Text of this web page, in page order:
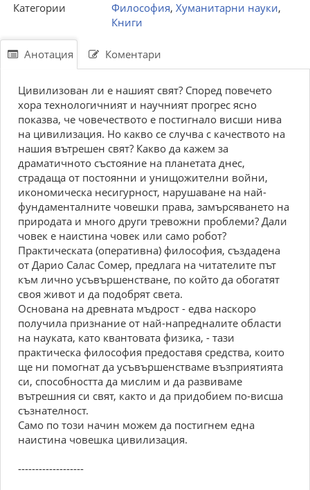
Категории
Философия, Хуманитарни науки,
Книги
Анотация Коментари
Цивилизован ли е нашият свят? Според повечето
хора технологичният и научният прогрес ясно
показва, че човечеството е постигнало висши нива
на цивилизация. Но какво се случва с качеството на
нашия вътрешен свят? Какво да кажем за
драматичното състояние на планетата днес,
страдаща от постоянни и унищожителни войни,
икономическа несигурност, нарушаване на най-
фундаменталните човешки права, замърсяването на
природата и много други тревожни проблеми? Дали
човек е наистина човек или само робот?
Практическата (оперативна) философия, създадена
от Дарио Салас Сомер, предлага на читателите път
към лично усъвършенстване, по който да обогатят
своя живот и да подобрят света.
Основана на древната мъдрост - едва наскоро
получила признание от най-напредналите области
на науката, като квантовата физика, - тази
практическа философия предоставя средства, които
ще ни помогнат да усъвършенстваме възприятията
си, способността да мислим и да развиваме
вътрешния си свят, както и да придобием по-висша
съзнателност.
Само по този начин можем да постигнем една
наистина човешка цивилизация.
-------------------